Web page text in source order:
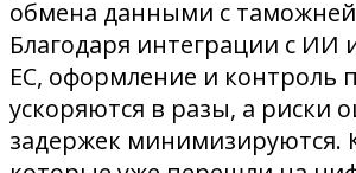
обмена данными с
Благодаря интеграции с ИИ
ЕС, оформление и контроль
ускоряются в разы, а риски
задержек минимизируются.